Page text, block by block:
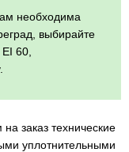
необходима
выбирайте
60,
заказ технические
уплотнительными